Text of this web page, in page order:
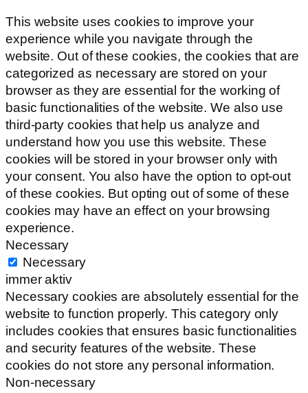
This website uses cookies to improve your
experience while you navigate through the
website. Out of these cookies, the cookies that are
categorized as necessary are stored on your
browser as they are essential for the working of
basic functionalities of the website. We also use
third-party cookies that help us analyze and
understand how you use this website. These
cookies will be stored in your browser only with
your consent. You also have the option to opt-out
of these cookies. But opting out of some of these
cookies may have an effect on your browsing
experience.
Necessary
Necessary
immer aktiv
Necessary cookies are absolutely essential for the
website to function properly. This category only
includes cookies that ensures basic functionalities
and security features of the website. These
cookies do not store any personal information.
Non-necessary